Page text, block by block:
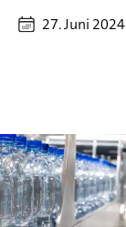
27. Juni 2024